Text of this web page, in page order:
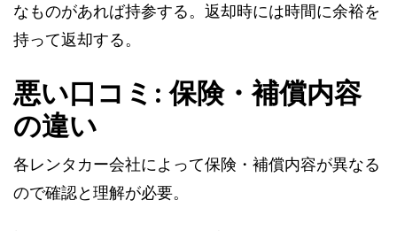
なものがあれば持参する。返却時には時間に余裕を
持って返却する。
悪い口コミ: 保険・補償内容
の違い
各レンタカー会社によって保険・補償内容が異なる
ので確認と理解が必要。